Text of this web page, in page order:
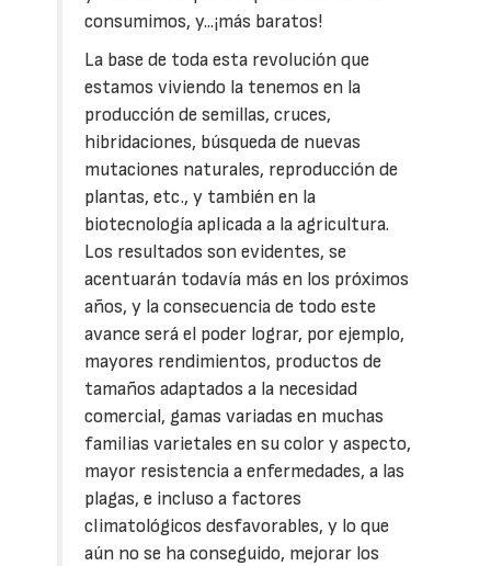
consumimos, y...¡más baratos!
La base de toda esta revolución que
estamos viviendo la tenemos en la
producción de semillas, cruces,
hibridaciones, búsqueda de nuevas
mutaciones naturales, reproducción de
plantas, etc., y también en la
biotecnología aplicada a la agricultura.
Los resultados son evidentes, se
acentuarán todavía más en los próximos
años, y la consecuencia de todo este
avance será el poder lograr, por ejemplo,
mayores rendimientos, productos de
tamaños adaptados a la necesidad
comercial, gamas variadas en muchas
familias varietales en su color y aspecto,
mayor resistencia a enfermedades, a las
plagas, e incluso a factores
climatológicos desfavorables, y lo que
aún no se ha conseguido, mejorar los